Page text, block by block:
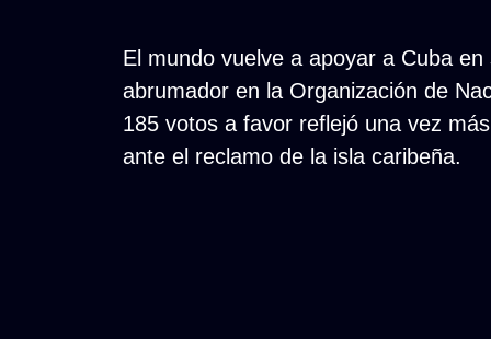
El mundo vuelve a apoyar a Cuba
abrumador en la Organización de
185 votos a favor reflejó una vez
ante el reclamo de la isla caribeña.